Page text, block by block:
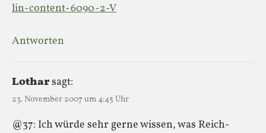
lin-content-6090-2-V
Antworten
Lotharsagt:
23. November 2007 um 4:45 Uhr
@37: Ich würde sehr gerne wissen, was Reich-